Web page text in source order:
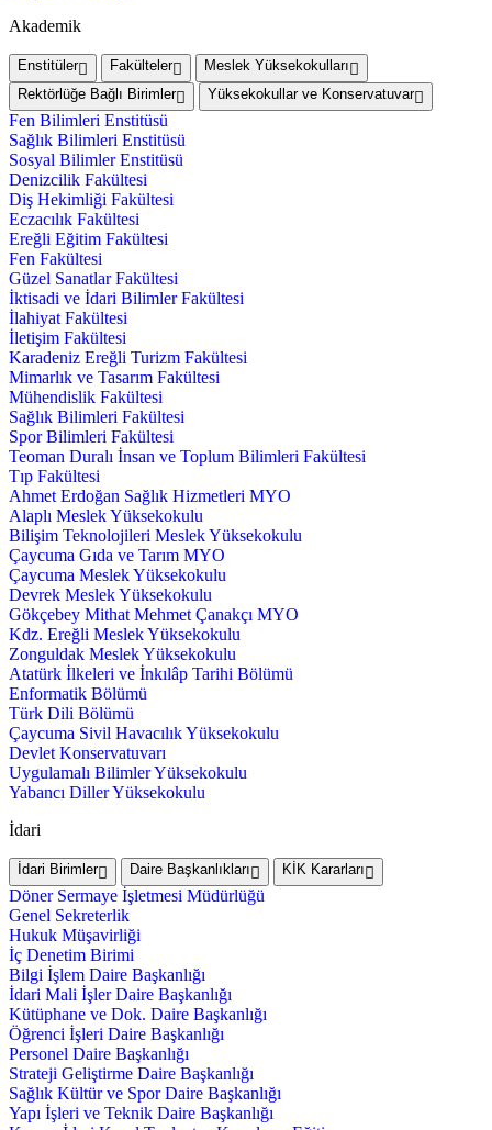
Akademik
Enstitüler Fakülteler
Meslek Yüksekokulları
Rektörlüğe Bağlı Birimler
Yüksekokullar ve Konservatuvar
Fen Bilimleri Enstitüsü
Sağlık Bilimleri Enstitüsü
Sosyal Bilimler Enstitüsü
Denizcilik Fakültesi
Diş Hekimliği Fakültesi
Eczacılık Fakültesi
Ereğli Eğitim Fakültesi
Fen Fakültesi
Güzel Sanatlar Fakültesi
İktisadi ve İdari Bilimler Fakültesi
İlahiyat Fakültesi
İletişim Fakültesi
Karadeniz Ereğli Turizm Fakültesi
Mimarlık ve Tasarım Fakültesi
Mühendislik Fakültesi
Sağlık Bilimleri Fakültesi
Spor Bilimleri Fakültesi
Teoman Duralı İnsan ve Toplum Bilimleri Fakültesi
Tıp Fakültesi
Ahmet Erdoğan Sağlık Hizmetleri MYO
Alaplı Meslek Yüksekokulu
Bilişim Teknolojileri Meslek Yüksekokulu
Çaycuma Gıda ve Tarım MYO
Çaycuma Meslek Yüksekokulu
Devrek Meslek Yüksekokulu
Gökçebey Mithat Mehmet Çanakçı MYO
Kdz. Ereğli Meslek Yüksekokulu
Zonguldak Meslek Yüksekokulu
Atatürk İlkeleri ve İnkılâp Tarihi Bölümü
Enformatik Bölümü
Türk Dili Bölümü
Çaycuma Sivil Havacılık Yüksekokulu
Devlet Konservatuvarı
Uygulamalı Bilimler Yüksekokulu
Yabancı Diller Yüksekokulu
İdari
İdari Birimler Daire Başkanlıkları KİK Kararları
Döner Sermaye İşletmesi Müdürlüğü
Genel Sekreterlik
Hukuk Müşavirliği
İç Denetim Birimi
Bilgi İşlem Daire Başkanlığı
İdari Mali İşler Daire Başkanlığı
Kütüphane ve Dok. Daire Başkanlığı
Öğrenci İşleri Daire Başkanlığı
Personel Daire Başkanlığı
Strateji Geliştirme Daire Başkanlığı
Sağlık Kültür ve Spor Daire Başkanlığı
Yapı İşleri ve Teknik Daire Başkanlığı